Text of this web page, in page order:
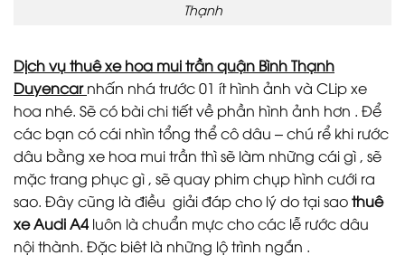
Thạnh
Dịch vụ thuê xe hoa mui trần quận Bình Thạnh
Duyencar nhấn nhá trước 01 ít hình ảnh và CLip xe
hoa nhé. Sẽ có bài chi tiết về phần hình ảnh hơn . Để
các bạn có cái nhìn tổng thể cô dâu – chú rể khi rước
dâu bằng xe hoa mui trần thì sẽ làm những cái gì , sẽ
mặc trang phục gì , sẽ quay phim chụp hình cưới ra
sao. Đây cũng là điều giải đáp cho lý do tại saothuê
xe Audi A4 luôn là chuẩn mực cho các lễ rước dâu
nội thành. Đặc biêt là những lộ trình ngắn .